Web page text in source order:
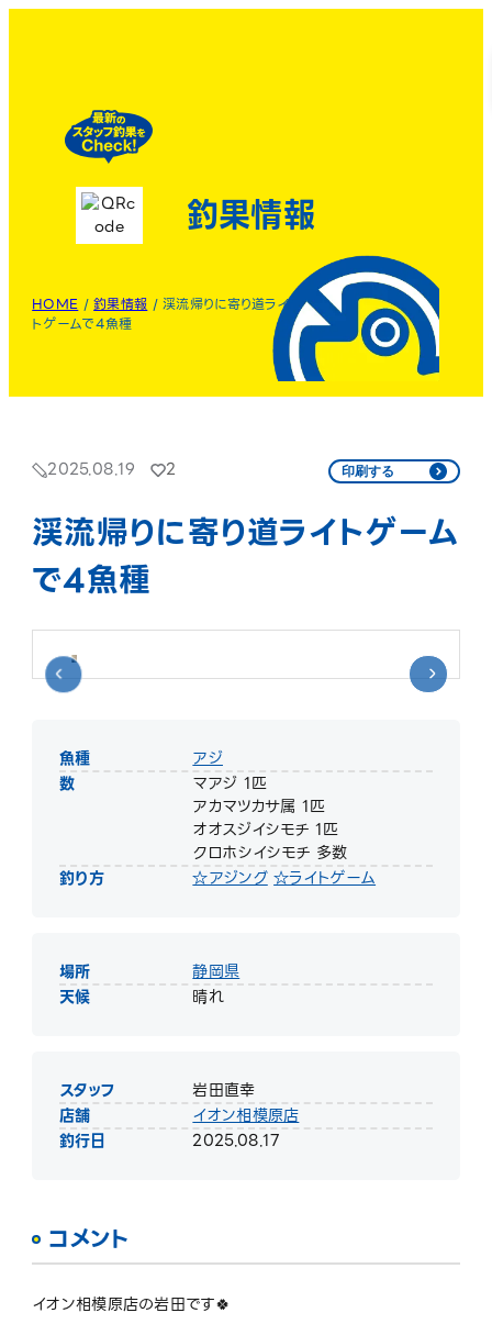
釣果情報
HOME /釣果情報 /渓流帰りに寄り道ライ
トゲームで4魚種
2025.08.19 2 印刷する
渓流帰りに寄り道ライトゲーム
で4魚種
魚種
アジ
数
マアジ 1匹
アカマツカサ属 1匹
オオスジイシモチ 1匹
クロホシイシモチ 多数
釣り方
☆アジング ☆ライトゲーム
場所
静岡県
天候
晴れ
スタッフ
岩田直幸
店舗
イオン相模原店
釣行日
2025.08.17
コメント
イオン相模原店の岩田です🍀